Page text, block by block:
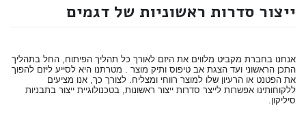
ייצור סדרות ראשוניות של דגמים
אנחנו בחברת מקביט מלווים את היזם לאורך כל תהליך הפיתוח, החל בתהליך
התכן הראשוני ועד הצגת אב טיפוס ותיק מוצר . מטרתנו היא לסייע ליזם להפוך
את הפטנט או הרעיון שלו למוצר רווחי ומצליח. לצורך כך, אנו מציעים
ללקוחותינו אפשרות לייצר סדרות ייצור ראשונות, בטכנולוגיית ייצור בתבניות
סיליקון.